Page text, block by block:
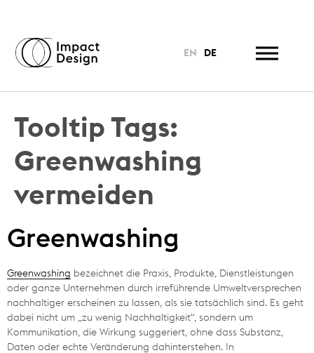
EN DE
Tooltip Tags:
Greenwashing
vermeiden
Greenwashing
Greenwashing bezeichnet die Praxis, Produkte, Dienstleistungen
oder ganze Unternehmen durch irreführende Umweltversprechen
nachhaltiger erscheinen zu lassen, als sie tatsächlich sind. Es geht
dabei nicht um „zu wenig Nachhaltigkeit“, sondern um
Kommunikation, die Wirkung suggeriert, ohne dass Substanz,
Daten oder echte Veränderung dahinterstehen. In